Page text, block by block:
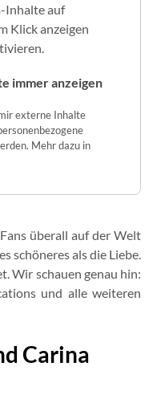
Inhalte auf
Klick anzeigen
immer anzeigen
externe Inhalte
Mehr dazu in
überall auf der Welt
schöneres als die Liebe.
Wir schauen genau hin:
und alle weiteren
Carina